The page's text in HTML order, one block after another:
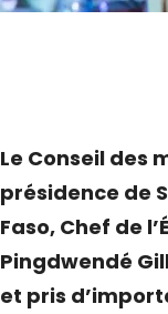
Le Conseil des
présidence de
Faso, Chef de
Pingdwendé
et pris